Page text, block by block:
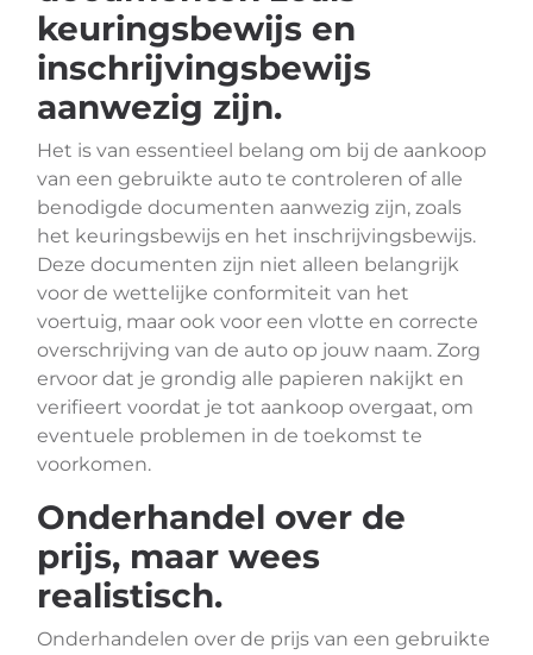
keuringsbewijs en
inschrijvingsbewijs
aanwezig zijn.
Het is van essentieel belang om bij de aankoop
van een gebruikte auto te controleren of alle
benodigde documenten aanwezig zijn, zoals
het keuringsbewijs en het inschrijvingsbewijs.
Deze documenten zijn niet alleen belangrijk
voor de wettelijke conformiteit van het
voertuig, maar ook voor een vlotte en correcte
overschrijving van de auto op jouw naam. Zorg
ervoor dat je grondig alle papieren nakijkt en
verifieert voordat je tot aankoop overgaat, om
eventuele problemen in de toekomst te
voorkomen.
Onderhandel over de
prijs, maar wees
realistisch.
Onderhandelen over de prijs van een gebruikte